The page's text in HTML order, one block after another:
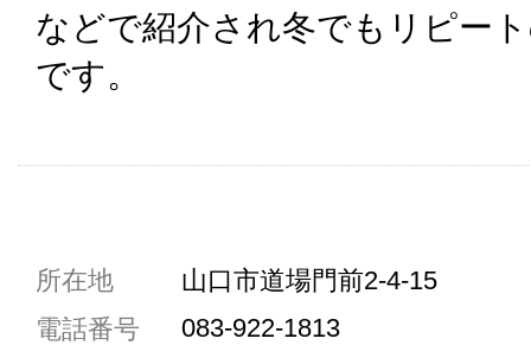
などで紹介され冬でもリピー
です。
共通駐車券加盟店
所在地
山口市道場門前2-4-15
電話番号
083-922-1813